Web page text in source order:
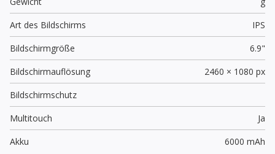
Art des Bildschirms
IPS
Bildschirmgröße
6.9"
Bildschirmauflösung
2460 × 1080 px
Bildschirmschutz
Multitouch
Ja
Akku
6000 mAh